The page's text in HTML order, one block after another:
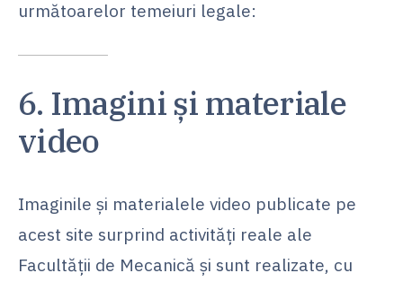
următoarelor temeiuri legale:
6. Imagini și materiale
video
Imaginile și materialele video publicate pe
acest site surprind activități reale ale
Facultății de Mecanică și sunt realizate, cu